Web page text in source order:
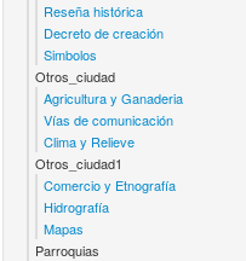
Reseña histórica
Decreto de creación
Simbolos
Otros_ciudad
Agricultura y Ganaderia
Vías de comunicación
Clima y Relieve
Otros_ciudad1
Comercio y Etnografía
Hidrografía
Mapas
Parroquias